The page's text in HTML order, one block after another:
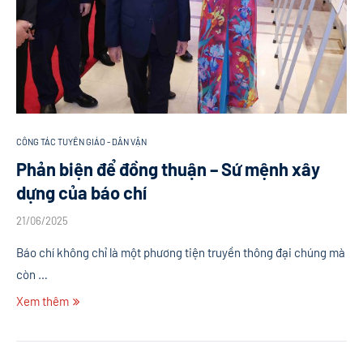
CÔNG TÁC TUYÊN GIÁO - DÂN VẬN
Phản biện để đồng thuận – Sứ mệnh xây
dựng của báo chí
21/06/2025
Báo chí không chỉ là một phương tiện truyền thông đại chúng mà
còn …
Xem thêm